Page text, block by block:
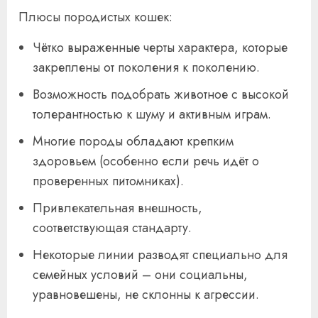
Плюсы породистых кошек:
Чётко выраженные черты характера, которые
закреплены от поколения к поколению.
Возможность подобрать животное с высокой
толерантностью к шуму и активным играм.
Многие породы обладают крепким
здоровьем (особенно если речь идёт о
проверенных питомниках).
Привлекательная внешность,
соответствующая стандарту.
Некоторые линии разводят специально для
семейных условий – они социальны,
уравновешены, не склонны к агрессии.